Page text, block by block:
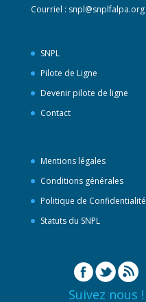
Courriel : snpl@snplfalpa.org
SNPL
Pilote de Ligne
Devenir pilote de ligne
Contact
Mentions légales
Conditions générales
Politique de Confidentialité
Statuts du SNPL
Suivez nous !